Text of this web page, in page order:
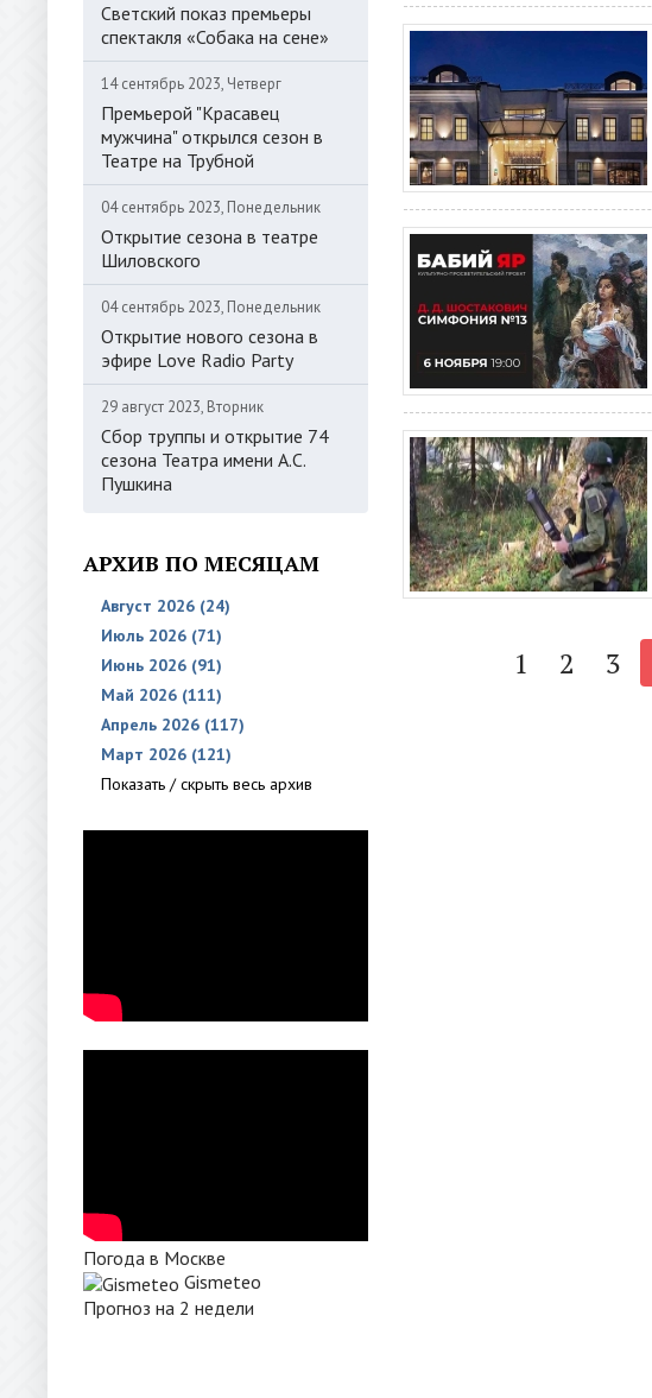
Светский показ премьеры
спектакля «Собака на сене»
14 сентябрь 2023, Четверг
Премьерой "Красавец
мужчина" открылся сезон в
Театре на Трубной
04 сентябрь 2023, Понедельник
Открытие сезона в театре
Шиловского
04 сентябрь 2023, Понедельник
Открытие нового сезона в
эфире Love Radio Party
29 август 2023, Вторник
Сбор труппы и открытие 74
сезона Театра имени А.С.
Пушкина
АРХИВ ПО МЕСЯЦАМ
Август 2026 (24)
Июль 2026 (71)
Июнь 2026 (91)
Май 2026 (111)
Апрель 2026 (117)
Март 2026 (121)
Показать / скрыть весь архив
Погода в Москве
Gismeteo
Прогноз на 2 недели
1 2 3